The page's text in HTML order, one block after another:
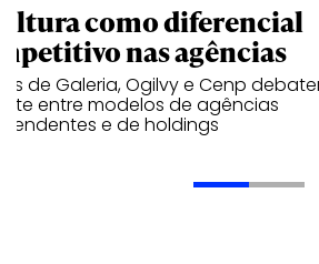
como diferencial
nas agências
de Galeria, Ogilvy e Cenp
entre modelos de agências
e de holdings